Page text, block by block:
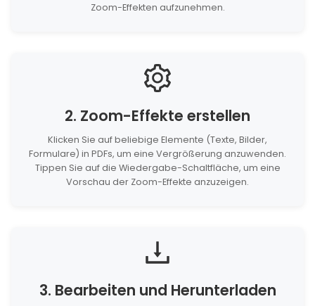
Zoom-Effekten aufzunehmen.
2. Zoom-Effekte erstellen
Klicken Sie auf beliebige Elemente (Texte, Bilder,
Formulare) in PDFs, um eine Vergrößerung anzuwenden.
Tippen Sie auf die Wiedergabe-Schaltfläche, um eine
Vorschau der Zoom-Effekte anzuzeigen.
3. Bearbeiten und Herunterladen